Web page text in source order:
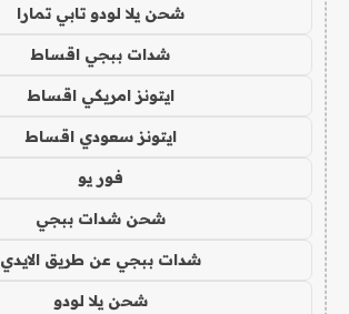
شحن يلا لودو تابي تمارا
شدات ببجي اقساط
ايتونز امريكي اقساط
ايتونز سعودي اقساط
فور يو
شحن شدات ببجي
شدات ببجي عن طريق الايدي
شحن يلا لودو